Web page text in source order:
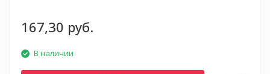
167,30 руб.
В наличии